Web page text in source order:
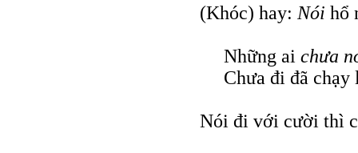
(Khóc) hay: Nói hổ
Những ai chưa
Chưa đi đã
Nói đi với cười thì